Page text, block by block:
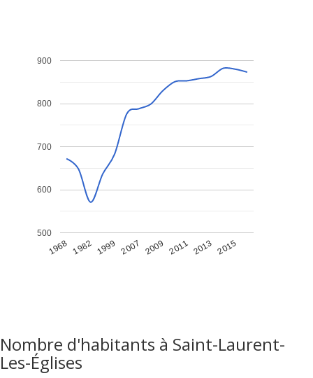
1968 1982 1999 2007 2009 2011 2013 2015
500
600
700
800
900
Nombre d'habitants à Saint-Laurent-
Les-Églises